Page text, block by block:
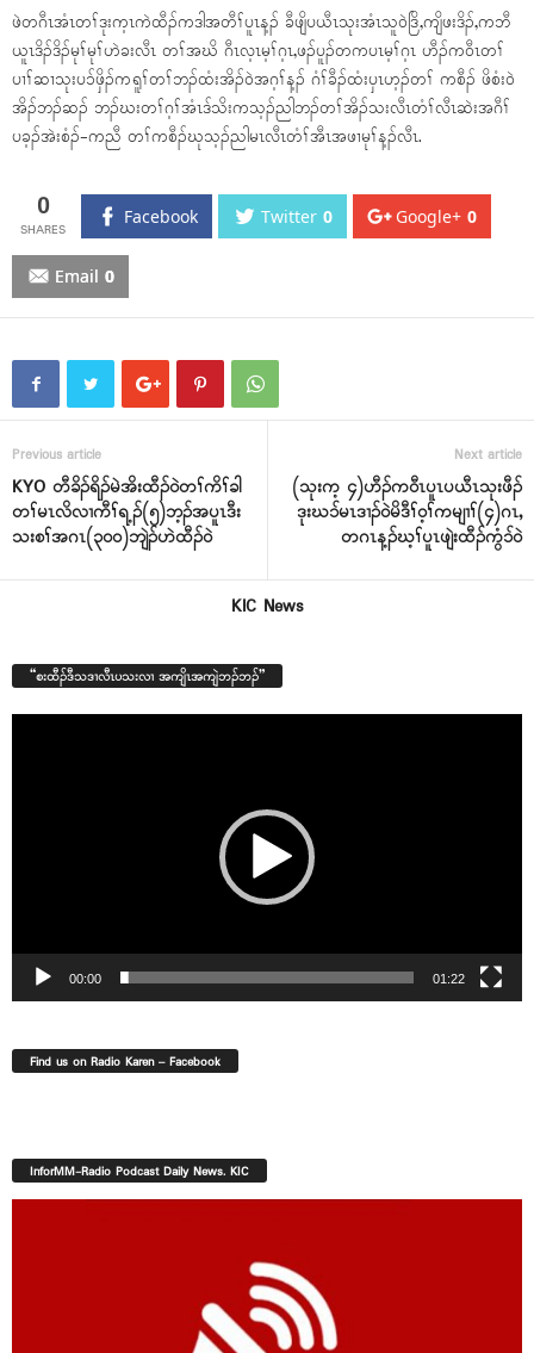
ဖဲတဂီၤအံၤတၢ်ဒုးက့ၤကဲထီၣ်ကဒါအတီၢ်ပူၤန့ၣ် ခီဖျိပယီၤသုးအံၤသူဝဲဒြိ,ကျိဖးဒိၣ်,ကဘီ
ယူၤဒိၣ်ဒိၣ်မုၢ်မုၢ်ဟဲခးလီၤ တၢ်အဃိ ဂီၤလ့ၤမ့ၢ်ဂ့ၤ,ဖၣ်ပူၣ်တကပၤမ့ၢ်ဂ့ၤ ဟီၣ်ကဝီၤတၢ်
ပၢၢ်ဆၢသုးပၥ်ဖှိၣ်ကရူၢ်တၢ်ဘၣ်ထံးအိၣ်ဝဲအဂ့ၢ်န့ၣ် ဂံၢ်ခီၣ်ထံးပှၤဟ့ၣ်တၢ် ကစီၣ် ဖိစံးဝဲ
အိၣ်ဘၣ်ဆၣ် ဘၣ်ဃးတၢ်ဂ့ၢ်အံၤဒ်သိးကသ့ၣ်ညါဘၣ်တၢ်အိၣ်သးလီၤတံၢ်လီၤဆဲးအဂီၢ်
ပခ့ၣ်အဲးစံၣ်-ကညီ တၢ်ကစီၣ်ဃုသ့ၣ်ညါမၤလီၤတံၢ်အီၤအဖၢမုၢ်န့ၣ်လီၤ.
0 Facebook Twitter 0 Google+ 0
Email 0
Previous article
KYO တီခိၣ်ရိၣ်မဲအိးထီၣ်ဝဲတၢ်ကိၢ်ခါ
တၢ်မၤလိလၢကီၢ်ရ့ၣ်(၅)ဘ့ၣ်အပူၤဒီး
သးစၢ်အဂၤ(၃၀၀)ဘျဲၣ်ဟဲထီၣ်ဝဲ
Next article
(သုးက့ ၄)ဟီၣ်ကဝီၤပူၤပယီၤသုးဖီၣ်
ဒုးဃၥ်မၤဒၢၣ်ဝဲမိဒီၢ်ဝ့ၢ်ကမျၢၢ်(၄)ဂၤ,
တဂၤန့ၣ်ဃ့ၢ်ပူၤဖျဲးထီၣ်ကွံၥ်ဝဲ
KIC News
“စးထီၣ်ဒီသဒၢလီၤပသးလၢ အကျိၤအကျဲဘၣ်ဘၣ်”
00:00 01:22
Find us on Radio Karen – Facebook
InforMM-Radio Podcast Daily News. KIC